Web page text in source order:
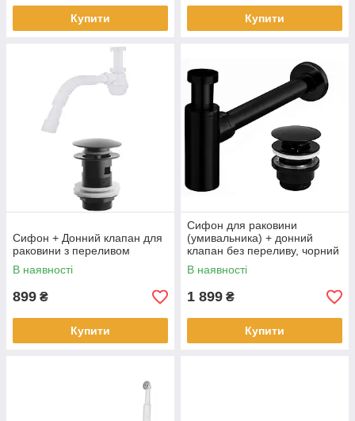
Купити Купити
Сифон + Донний клапан для
раковини з переливом
В наявності
899 ₴
Купити
Сифон для раковини
(умивальника) + донний
клапан без переливу, чорний
матовий
В наявності
1 899 ₴
Купити